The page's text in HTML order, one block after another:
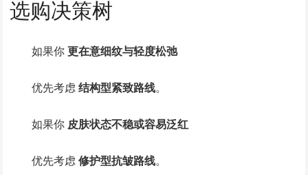
选购决策树
如果你更在意细纹与轻度松弛
优先考虑结构型紧致路线。
如果你 皮肤状态不稳或容易泛红
优先考虑修护型抗皱路线。